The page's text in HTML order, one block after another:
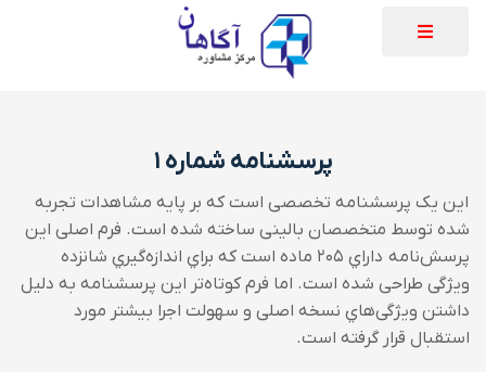
پرسشنامه شماره ۱
این یک پرسشنامه تخصصی است که بر پایه مشاهدات تجربه
شده توسط متخصصان بالینی ساخته شده است. فرم اصلی این
پرسش‌نامه داراي ۲۰۵ ماده است که براي اندازه‌گیري شانزده
ویژگی طراحی شده است. اما فرم کوتاه‌تر این پرسشنامه به دلیل
داشتن ویژگی‌هاي نسخه اصلی و سهولت اجرا بیشتر مورد
استقبال قرار گرفته است.